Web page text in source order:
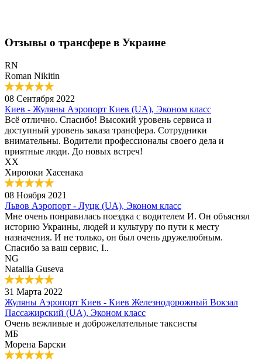
Отзывы о трансфере в Украине
RN
Roman Nikitin
08 Сентября 2022
Киев - Жуляны Аэропорт Киев (UA), Эконом класс
Всё отлично. Спасибо! Высокий уровень сервиса и
доступный уровень заказа трансфера. Сотрудники
внимательны. Водители профессионалы своего дела и
приятные люди. До новых встреч!
ХХ
Хироюки Хасенака
08 Ноября 2021
Львов Аэропорт - Луцк (UA), Эконом класс
Мне очень понравилась поездка с водителем И. Он объяснял
историю Украины, людей и культуру по пути к месту
назначения. И не только, он был очень дружелюбным.
Спасибо за ваш сервис, I..
NG
Nataliia Guseva
31 Марта 2022
Жуляны Аэропорт Киев - Киев Железнодорожный Вокзал
Пассажирский (UA), Эконом класс
Очень вежливые и доброжелательные таксисты
МБ
Морена Барски